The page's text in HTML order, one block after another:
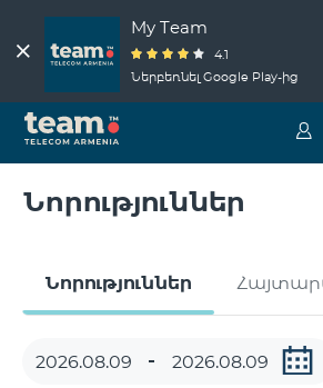
My Team
4.1
Ներբեռնել Google Play-ից
Նորություններ
Նորություններ